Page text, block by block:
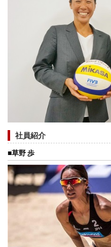
社員紹介
■草野 歩